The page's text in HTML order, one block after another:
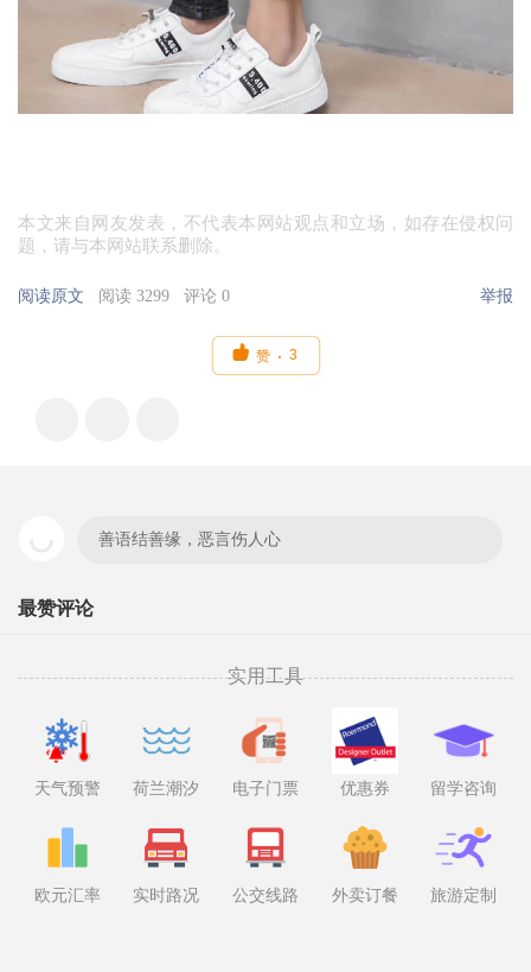
本文来自网友发表，不代表本网站观点和立场，如存在侵权问
题，请与本网站联系删除。
阅读原文 阅读 3299 评论 0 举报
 赞 3
善语结善缘，恶言伤人心
最赞评论
实用工具
天气预警 荷兰潮汐 电子门票 优惠券 留学咨询
欧元汇率 实时路况 公交线路 外卖订餐 旅游定制